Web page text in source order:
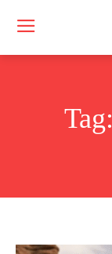
Tag: